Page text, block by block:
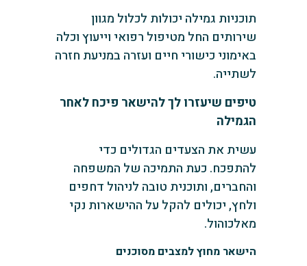
תוכניות גמילה יכולות לכלול מגוון
שירותים החל מטיפול רפואי וייעוץ וכלה
באימוני כישורי חיים ועזרה במניעת חזרה
לשתייה.
טיפים שיעזרו לך להישאר פיכח לאחר
הגמילה
עשית את הצעדים הגדולים כדי
להתפכח. כעת התמיכה של המשפחה
והחברים, ותוכנית טובה לניהול דחפים
ולחץ, יכולים להקל על ההישארות נקי
מאלכוהול.
הישאר מחוץ למצבים מסוכנים